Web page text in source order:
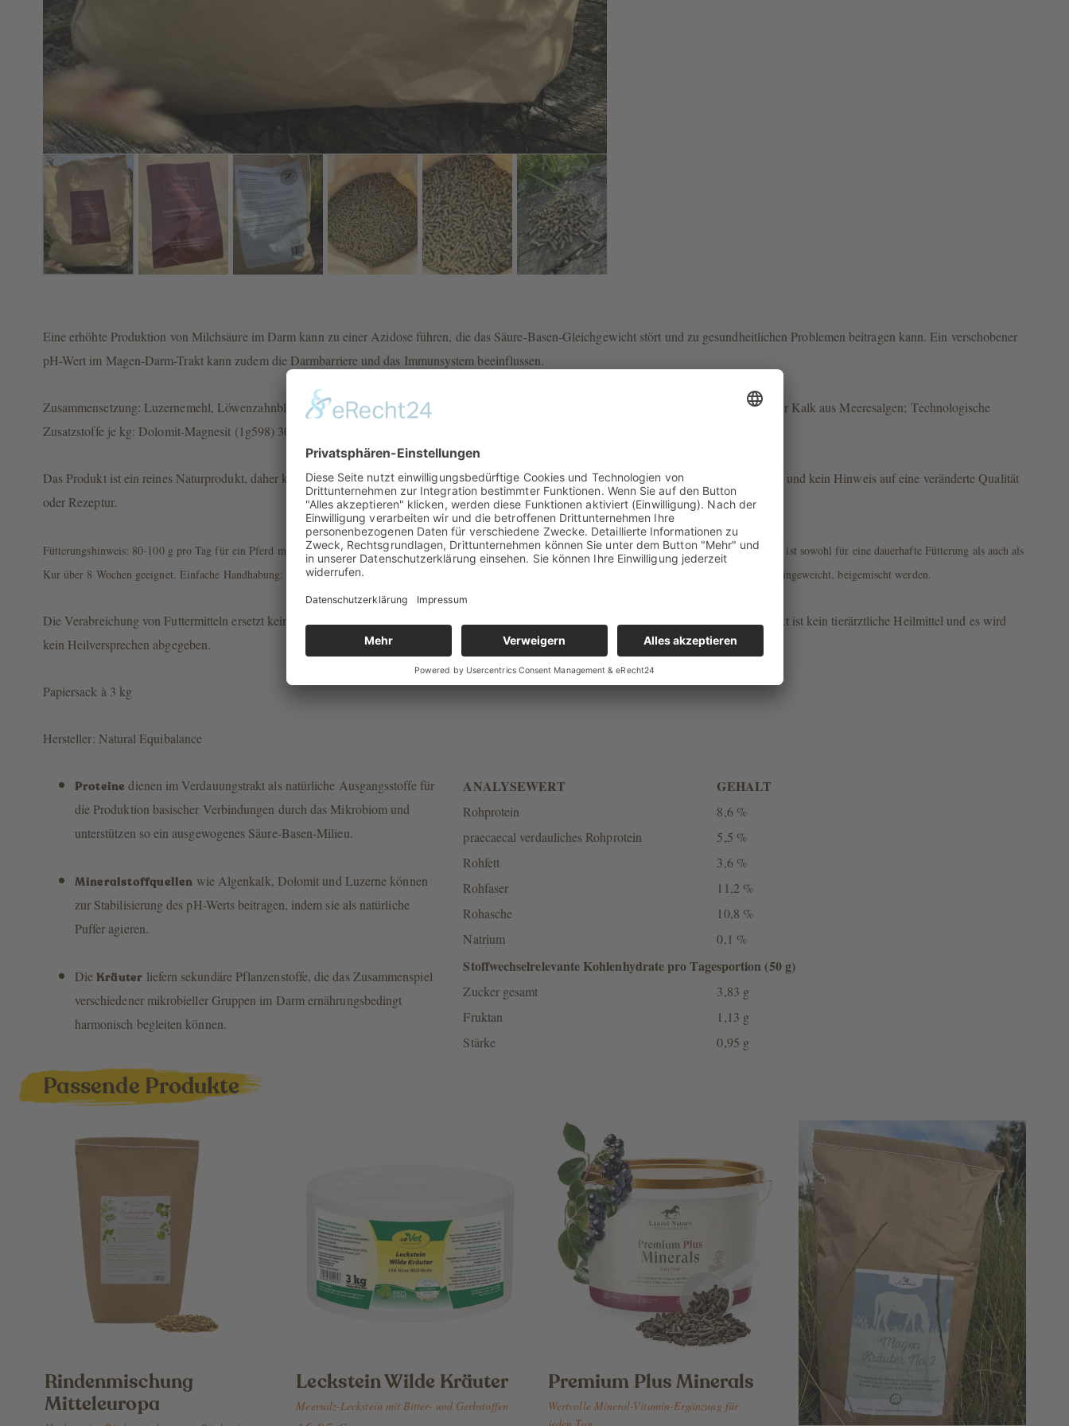
Eine erhöhte Produktion von Milchsäure im Darm kann zu einer Azidose führen, die das Säure-Basen-Gleichgewicht stört und zu gesundheitlichen Problemen beitragen kann. Ein verschobener
pH-Wert im Magen-Darm-Trakt kann zudem die Darmbarriere und das Immunsystem beeinflussen.
Zusammensetzung: Luzernemehl, Löwenzahnblatt, Schafgarbe, Brennnessel, Traubenkernmehl, Thymian, Kleegrünmehl, Mädesüss, Kohlensaurer Kalk aus Meeresalgen; Technologische
Zusatzstoffe je kg: Dolomit-Magnesit (1g598) 30.000 mg
Das Produkt ist ein reines Naturprodukt, daher können Farbe, Geruch und Konsistenz leicht variieren. Diese natürlichen Unterschiede sind normal und kein Hinweis auf eine veränderte Qualität
oder Rezeptur.
Fütterungshinweis: 80-100 g pro Tag für ein Pferd mit 500 kg Körpergewicht. LactoDown kann entweder unter das Futter gemischt oder pur gefüttert werden. Es ist sowohl für eine dauerhafte Fütterung als auch als
Kur über 8 Wochen geeignet. Einfache Handhabung: LactoDown ist pelletiert und kann daher einfach direkt aus der Hand gefüttert oder direkt dem Futter, auch eingeweicht, beigemischt werden.
Die Verabreichung von Futtermitteln ersetzt keinen Tierarztbesuch und dient lediglich als Ergänzung zur tierärztlichen Behandlung. Dieses Produkt ist kein tierärztliche Heilmittel und es wird
kein Heilversprechen abgegeben.
Papiersack à 3 kg
Hersteller: Natural Equibalance
Proteine dienen im Verdauungstrakt als natürliche Ausgangsstoffe für
die Produktion basischer Verbindungen durch das Mikrobiom und
unterstützen so ein ausgewogenes Säure-Basen-Milieu.
Mineralstoffquellen wie Algenkalk, Dolomit und Luzerne können
zur Stabilisierung des pH-Werts beitragen, indem sie als natürliche
Puffer agieren.
Die Kräuter liefern sekundäre Pflanzenstoffe, die das Zusammenspiel
verschiedener mikrobieller Gruppen im Darm ernährungsbedingt
harmonisch begleiten können.
ANALYSEWERT GEHALT
Rohprotein
8,6 %
praecaecal verdauliches Rohprotein
5,5 %
Rohfett
3,6 %
Rohfaser
11,2 %
Rohasche
10,8 %
Natrium
0,1 %
Stoffwechselrelevante Kohlenhydrate pro Tagesportion (50 g)
Zucker gesamt
3,83 g
Fruktan
1,13 g
Stärke
0,95 g
Passende Produkte
Rindenmischung
Mitteleuropa
Leckstein Wilde Kräuter
Meersalz-Leckstein mit Bitter- und Gerbstoffen
Premium Plus Minerals
Wertvolle Mineral-Vitamin-Ergänzung für